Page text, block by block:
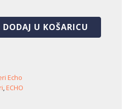
DODAJ U KOŠARICU
Echo
,ECHO